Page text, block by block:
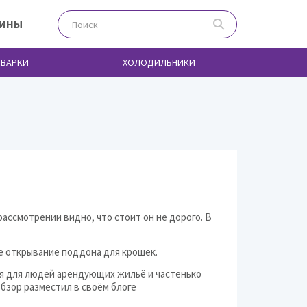
ХОЛОДИЛЬНИКИ
видно, что стоит он не дорого. В
открывание поддона для крошек.
для людей арендующих жильё и частенько
разместил в своём блоге